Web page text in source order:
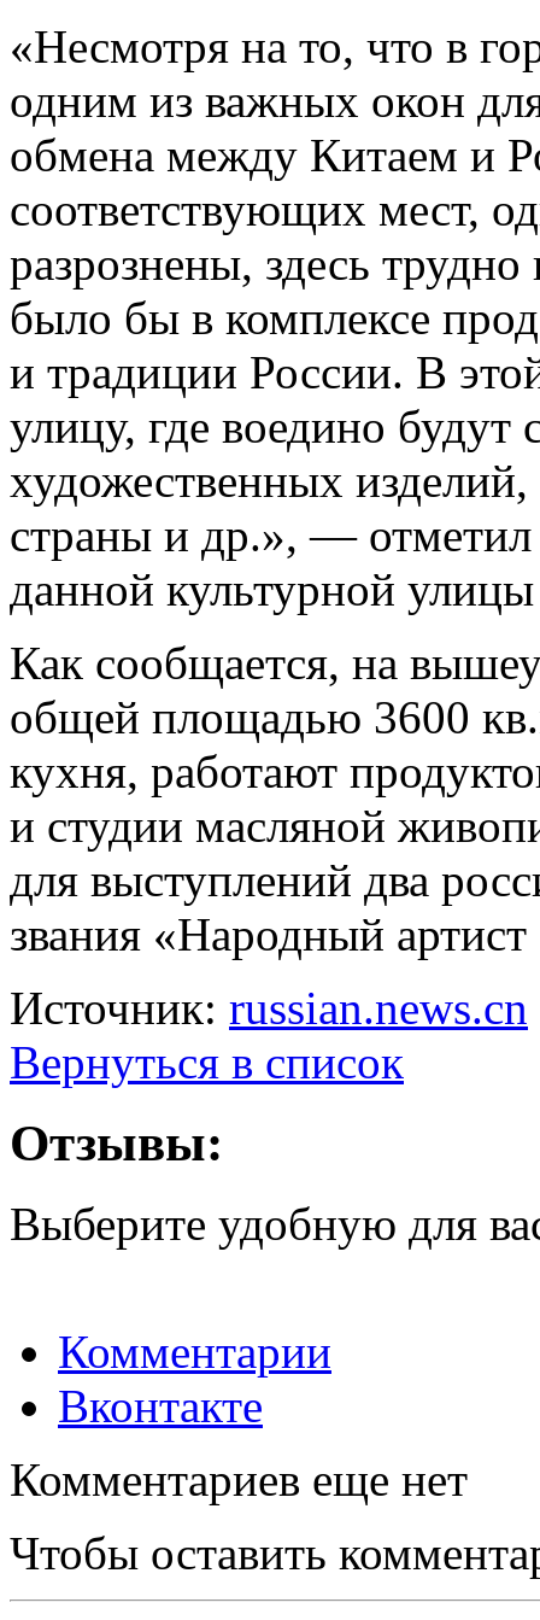
«Несмотря на то, что в
одним из важных окон
обмена между Китаем и
соответствующих мест,
разрознены, здесь
было бы в комплексе
и традиции России. В
улицу, где воедино будут
художественных
страны и др.», — отметил
данной культурной
Как сообщается, на
общей площадью 3600
кухня, работают
и студии масляной
для выступлений два
звания «Народный
Источник: russian.news.cn
Вернуться в список
Отзывы:
Выберите удобную для
Комментарии
Вконтакте
Комментариев еще нет
Чтобы оставить